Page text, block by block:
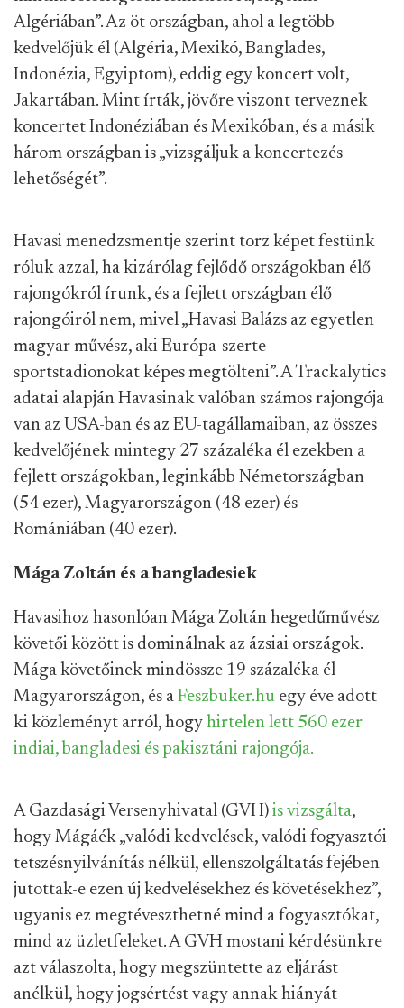
Algériában”. Az öt országban, ahol a legtöbb
kedvelőjük él (Algéria, Mexikó, Banglades,
Indonézia, Egyiptom), eddig egy koncert volt,
Jakartában. Mint írták, jövőre viszont terveznek
koncertet Indonéziában és Mexikóban, és a másik
három országban is „vizsgáljuk a koncertezés
lehetőségét”.
Havasi menedzsmentje szerint torz képet festünk
róluk azzal, ha kizárólag fejlődő országokban élő
rajongókról írunk, és a fejlett országban élő
rajongóiról nem, mivel „Havasi Balázs az egyetlen
magyar művész, aki Európa-szerte
sportstadionokat képes megtölteni”. A Trackalytics
adatai alapján Havasinak valóban számos rajongója
van az USA-ban és az EU-tagállamaiban, az összes
kedvelőjének mintegy 27 százaléka él ezekben a
fejlett országokban, leginkább Németországban
(54 ezer), Magyarországon (48 ezer) és
Romániában (40 ezer).
Mága Zoltán és a bangladesiek
Havasihoz hasonlóan Mága Zoltán hegedűművész
követői között is dominálnak az ázsiai országok.
Mága követőinek mindössze 19 százaléka él
Magyarországon, és a Feszbuker.hu egy éve adott
ki közleményt arról, hogy hirtelen lett 560 ezer
indiai, bangladesi és pakisztáni rajongója.
A Gazdasági Versenyhivatal (GVH) is vizsgálta,
hogy Mágáék „valódi kedvelések, valódi fogyasztói
tetszésnyilvánítás nélkül, ellenszolgáltatás fejében
jutottak-e ezen új kedvelésekhez és követésekhez”,
ugyanis ez megtéveszthetné mind a fogyasztókat,
mind az üzletfeleket. A GVH mostani kérdésünkre
azt válaszolta, hogy megszüntette az eljárást
anélkül, hogy jogsértést vagy annak hiányát